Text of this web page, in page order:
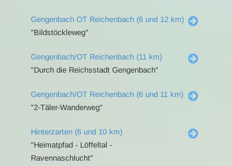
Gengenbach OT Reichenbach (6 und 12 km)
"Bildstöckleweg"
Gengenbach/OT Reichenbach (11 km)
"Durch die Reichsstadt Gengenbach"
Gengenbach/OT Reichenbach (6 und 11 km)
"2-Täler-Wanderweg"
Hinterzarten (6 und 10 km)
"Heimatpfad - Löffeltal -
Ravennaschlucht"